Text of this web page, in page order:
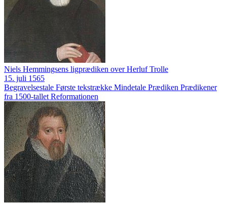
Niels Hemmingsens ligprædiken over Herluf Trolle
15. juli 1565
Begravelsestale Første tekstrække Mindetale Prædiken Prædikener
fra 1500-tallet Reformationen